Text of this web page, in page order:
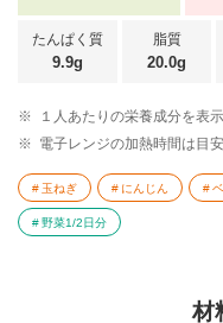
たんぱく質
9.9g
脂質
20.0g
※
１人あたりの栄養成分を表示
※ 電子レンジの加熱時間は目
玉ねぎ にんじん
野菜1/2日分
材